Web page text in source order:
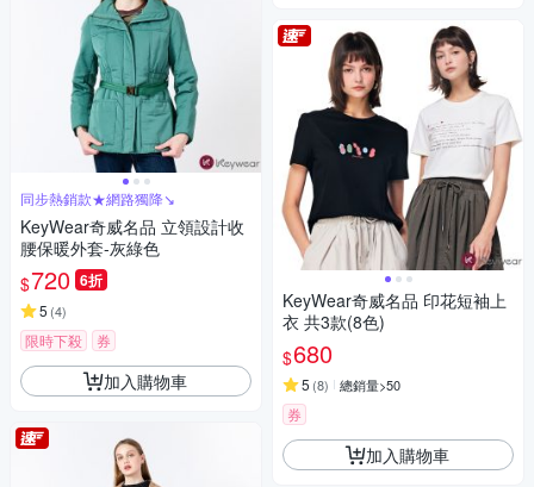
同步熱銷款★網路獨降↘
KeyWear奇威名品 立領設計收
腰保暖外套-灰綠色
$720 6折
5 (4)
限時下殺 券
加入購物車
KeyWear奇威名品 印花短袖上
衣 共3款(8色)
$680
5 (8) 總銷量>50
券
加入購物車